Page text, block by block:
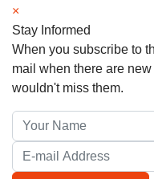
×
Stay Informed
When you subscribe to
mail when there are
wouldn't miss them.
Your Name
E-mail Address